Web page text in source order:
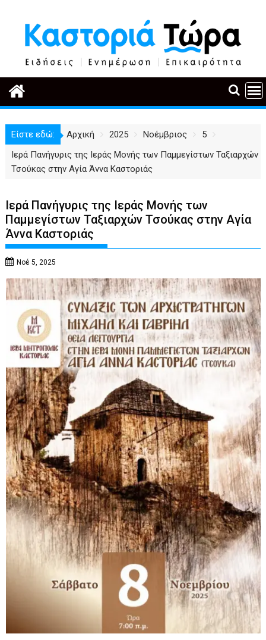
περιεχόμενο
Είστε εδώ: Αρχική 2025 Νοέμβριος
5
Ιερά Πανήγυρις της Ιεράς Μονής των Παμμεγίστων Ταξιαρχών
Τσούκας στην Αγία Άννα Καστοριάς
Ιερά Πανήγυρις της Ιεράς Μονής των
Παμμεγίστων Ταξιαρχών Τσούκας στην Αγία
Άννα Καστοριάς
Νοέ 5, 2025